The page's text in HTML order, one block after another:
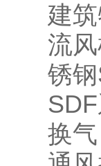
建
流
锈
换